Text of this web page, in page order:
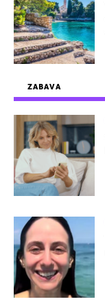
ZABAVA